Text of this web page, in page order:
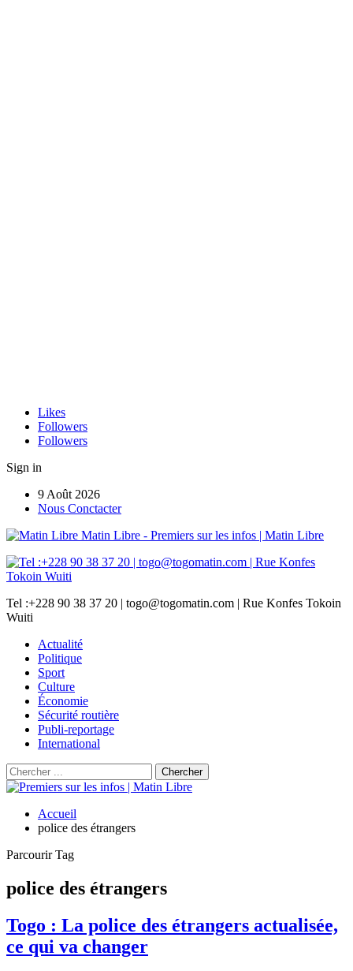
Likes
Followers
Followers
Sign in
9 Août 2026
Nous Conctacter
Matin Libre - Premiers sur les infos | Matin Libre
Tel :+228 90 38 37 20 | togo@togomatin.com | Rue Konfes Tokoin
Wuiti
Actualité
Politique
Sport
Culture
Économie
Sécurité routière
Publi-reportage
International
Accueil
police des étrangers
Parcourir Tag
police des étrangers
Togo : La police des étrangers actualisée,
ce qui va changer